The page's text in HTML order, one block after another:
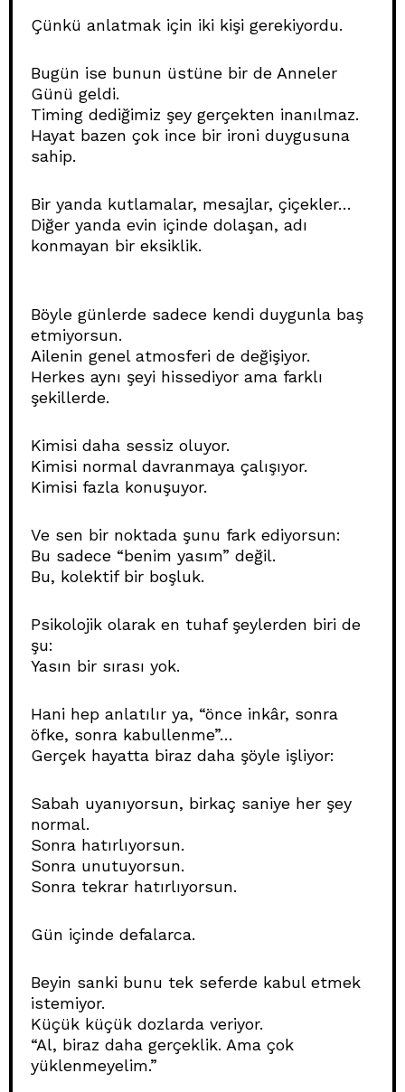
Çünkü anlatmak için iki kişi gerekiyordu.
Bugün ise bunun üstüne bir de Anneler
Günü geldi.
Timing dediğimiz şey gerçekten inanılmaz.
Hayat bazen çok ince bir ironi duygusuna
sahip.
Bir yanda kutlamalar, mesajlar, çiçekler…
Diğer yanda evin içinde dolaşan, adı
konmayan bir eksiklik.
Böyle günlerde sadece kendi duygunla baş
etmiyorsun.
Ailenin genel atmosferi de değişiyor.
Herkes aynı şeyi hissediyor ama farklı
şekillerde.
Kimisi daha sessiz oluyor.
Kimisi normal davranmaya çalışıyor.
Kimisi fazla konuşuyor.
Ve sen bir noktada şunu fark ediyorsun:
Bu sadece “benim yasım” değil.
Bu, kolektif bir boşluk.
Psikolojik olarak en tuhaf şeylerden biri de
şu:
Yasın bir sırası yok.
Hani hep anlatılır ya, “önce inkâr, sonra
öfke, sonra kabullenme”…
Gerçek hayatta biraz daha şöyle işliyor:
Sabah uyanıyorsun, birkaç saniye her şey
normal.
Sonra hatırlıyorsun.
Sonra unutuyorsun.
Sonra tekrar hatırlıyorsun.
Gün içinde defalarca.
Beyin sanki bunu tek seferde kabul etmek
istemiyor.
Küçük küçük dozlarda veriyor.
“Al, biraz daha gerçeklik. Ama çok
yüklenmeyelim.”